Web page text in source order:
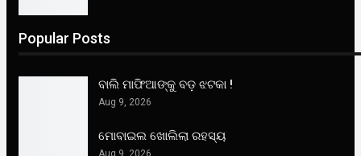
Popular Posts
ବାଲି ମାଫିଆଙ୍କୁ ବଡ଼ ଝଟକା !
Aug 9, 2026
ମୋବାଇଲ ଖୋଲିଲା ରହସ୍ୟ